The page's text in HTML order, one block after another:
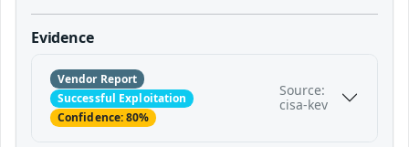
Evidence
Vendor Report
Successful Exploitation
Confidence: 80%
Source:
cisa-kev